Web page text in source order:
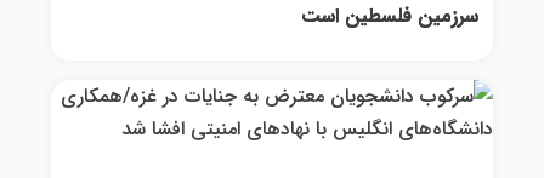
سرزمین فلسطین است